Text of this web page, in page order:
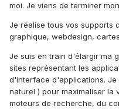
moi. Je viens de terminer
Je réalise tous vos supports
graphique, webdesign,
Je suis en train d'élargir ma
sites représentant les
d'interface d'applications. Je
naturel ) pour maximaliser la
moteurs de recherche, du